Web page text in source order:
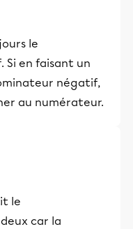
le
en faisant un
négatif,
au numérateur.
le
car la